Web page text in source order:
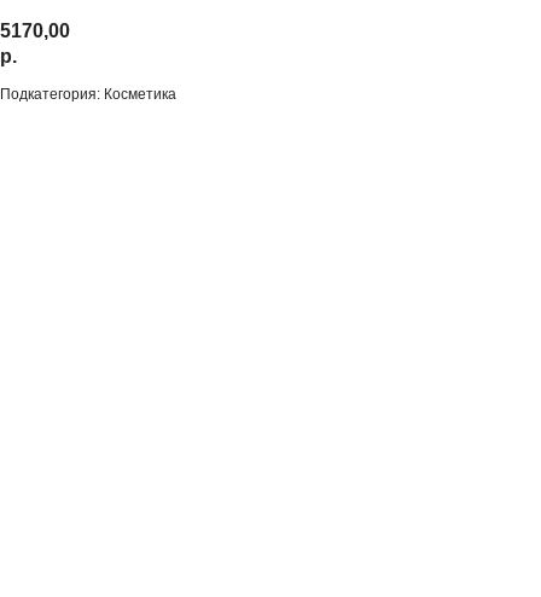
5170,00
р.
Подкатегория: Косметика